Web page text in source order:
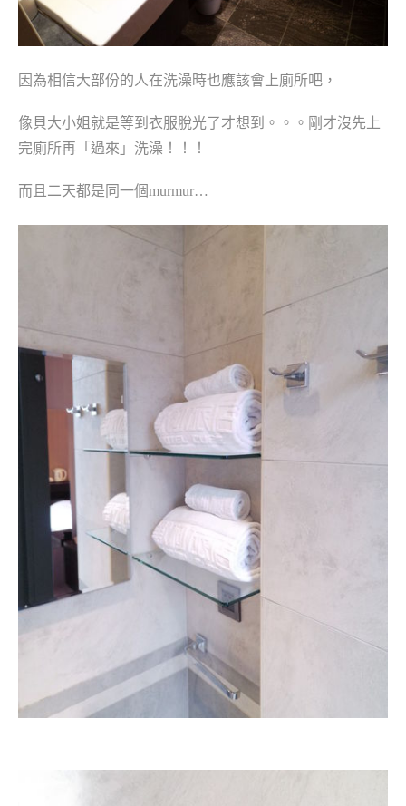
因為相信大部份的人在洗澡時也應該會上廁所吧，
像貝大小姐就是等到衣服脫光了才想到。。。剛才沒先上
完廁所再「過來」洗澡！！！
而且二天都是同一個murmur…